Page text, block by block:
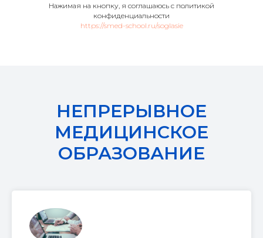
Нажимая на кнопку, я соглашаюсь с политикой
конфиденциальности
https://smed-school.ru/soglasie
НЕПРЕРЫВНОЕ
МЕДИЦИНСКОЕ
ОБРАЗОВАНИЕ